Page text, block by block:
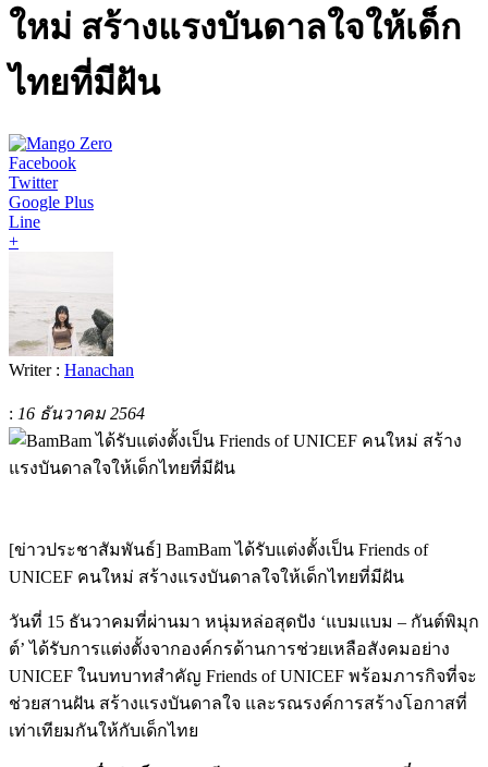
ใหม่ สร้างแรงบันดาลใจให้เด็ก
ไทยที่มีฝัน
Facebook
Twitter
Google Plus
Line
+
Writer : Hanachan
: 16 ธันวาคม 2564
[ข่าวประชาสัมพันธ์] BamBam ได้รับแต่งตั้งเป็น Friends of
UNICEF คนใหม่ สร้างแรงบันดาลใจให้เด็กไทยที่มีฝัน
วันที่ 15 ธันวาคมที่ผ่านมา หนุ่มหล่อสุดปัง ‘แบมแบม – กันต์พิมุก
ต์’ ได้รับการแต่งตั้งจากองค์กรด้านการช่วยเหลือสังคมอย่าง
UNICEF ในบทบาทสำคัญ Friends of UNICEF พร้อมภารกิจที่จะ
ช่วยสานฝัน สร้างแรงบันดาลใจ และรณรงค์การสร้างโอกาสที่
เท่าเทียมกันให้กับเด็กไทย